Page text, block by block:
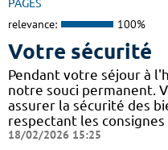
PAGES
relevance: 100%
Votre sécurité
Pendant votre séjour à
notre souci permanent.
assurer la sécurité des
respectant les
18/02/2026 15:25